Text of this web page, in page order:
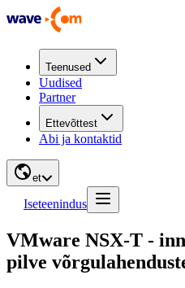
Teenused
Uudised
Partner
Ettevõttest
Abi ja kontaktid
et
Iseteenindus
VMware NSX-T -
pilve